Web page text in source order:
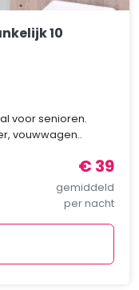
10
voor senioren.
vouwwagen..
€ 39
gemiddeld
per nacht